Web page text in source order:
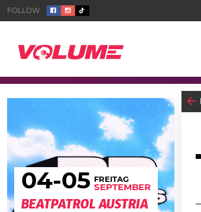
04-05 FREITAG
SEPTEMBER
BEATPATROL AUSTRIA